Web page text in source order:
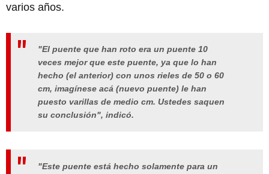
varios años.
"El puente que han roto era un puente 10
veces mejor que este puente, ya que lo han
hecho (el anterior) con unos rieles de 50 o 60
cm, imagínese acá (nuevo puente) le han
puesto varillas de medio cm. Ustedes saquen
su conclusión", indicó.
"Este puente está hecho solamente para un